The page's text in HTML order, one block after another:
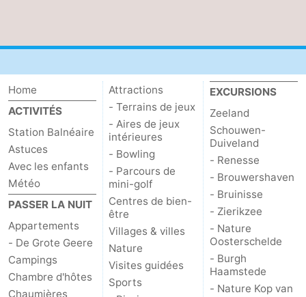
Home
ACTIVITÉS
Station Balnéaire
Astuces
Avec les enfants
Météo
PASSER LA NUIT
Appartements
- De Grote Geere
Campings
Chambre d'hôtes
Chaumières
Attractions
- Terrains de jeux
- Aires de jeux
intérieures
- Bowling
- Parcours de
mini-golf
Centres de bien-
être
Villages & villes
Nature
Visites guidées
Sports
EXCURSIONS
Zeeland
Schouwen-
Duiveland
- Renesse
- Brouwershaven
- Bruinisse
- Zierikzee
- Nature
Oosterschelde
- Burgh
Haamstede
- Nature Kop van